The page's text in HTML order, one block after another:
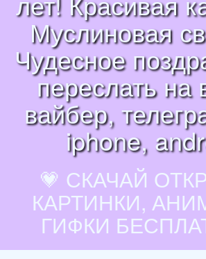
Муслиновая
Чудесное
переслать на
вайбер,
iphone,
💗 СКАЧАЙ
КАРТИНКИ,
ГИФКИ